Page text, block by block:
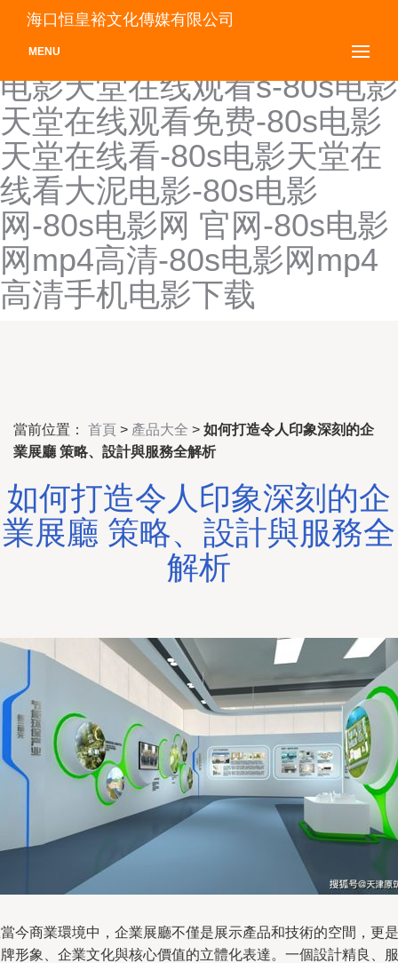
80s电影天堂在线观看-80s
电影天堂在线观看2018-80s
电影天堂在线观看s-80s电影
天堂在线观看免费-80s电影
天堂在线看-80s电影天堂在
线看大泥电影-80s电影
网-80s电影网 官网-80s电影
网mp4高清-80s电影网mp4
高清手机电影下载
海口恒皇裕文化傳媒有限公司
MENU
當前位置： 首頁 > 產品大全 > 如何打造令人印象深刻的企
業展廳 策略、設計與服務全解析
如何打造令人印象深刻的企
業展廳 策略、設計與服務全
解析
今商業環境中，企業展廳不僅是展示產品和技術的空間，更是
形象、企業文化與核心價值的立體化表達。一個設計精良、服